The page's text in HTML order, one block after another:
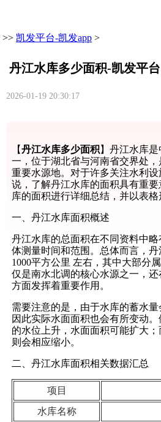
>> 凯发平台-凯发app >
丹江水库多少面积-凯发平台
2026-01-19 20:30:17
【丹江水库多少面积】丹江水库
一，位于湖北省与河南省交界处
重要水源地。对于许多关注水利
说，了解丹江水库的面积具有重
库的面积进行详细总结，并以表格
一、丹江水库面积概述
丹江水库的总面积在不同资料中
体测量时间和范围。总体而言，
1000平方公里 左右，其中大部分
仅是南水北调的核心水源之一，
方面发挥着重要作用。
需要注意的是，由于水库的蓄水量
因此实际水面面积也会有所变动
的水位上升，水面面积可能扩大
则会相应缩小。
二、丹江水库面积相关数据汇总
项目
水库名称